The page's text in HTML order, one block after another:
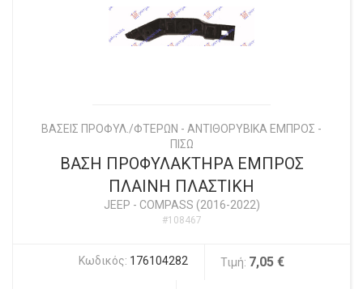
ΒΑΣΕΙΣ ΠΡΟΦΥΛ./ΦΤΕΡΩΝ - ΑΝΤΙΘΟΡΥΒΙΚΑ ΕΜΠΡΟΣ -
ΠΙΣΩ
ΒΑΣΗ ΠΡΟΦΥΛΑΚΤΗΡΑ ΕΜΠΡΟΣ
ΠΛΑΙΝΗ ΠΛΑΣΤΙΚΗ
JEEP - COMPASS (2016-2022)
#108467
Κωδικός: 176104282 Τιμή: 7,05 €